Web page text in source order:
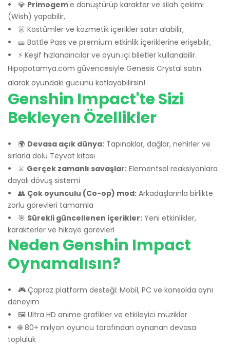
💎 Primogem'e dönüştürüp karakter ve silah çekimi
(Wish) yapabilir,
👗 Kostümler ve kozmetik içerikler satın alabilir,
🎫 Battle Pass ve premium etkinlik içeriklerine erişebilir,
⚡ Keşif hızlandırıcılar ve oyun içi biletler kullanabilir.
Hipopotamya.com güvencesiyle Genesis Crystal satın
alarak oyundaki gücünü katlayabilirsin!
Genshin Impact'te Sizi
Bekleyen Özellikler
🌍 Devasa açık dünya: Tapınaklar, dağlar, nehirler ve
sırlarla dolu Teyvat kıtası
⚔️ Gerçek zamanlı savaşlar: Elementsel reaksiyonlara
dayalı dövüş sistemi
👥 Çok oyunculu (Co-op) mod: Arkadaşlarınla birlikte
zorlu görevleri tamamla
🎯 Sürekli güncellenen içerikler: Yeni etkinlikler,
karakterler ve hikaye görevleri
Neden Genshin Impact
Oynamalısın?
🎮 Çapraz platform desteği: Mobil, PC ve konsolda aynı
deneyim
🖼️ Ultra HD anime grafikler ve etkileyici müzikler
🌐 80+ milyon oyuncu tarafından oynanan devasa
topluluk